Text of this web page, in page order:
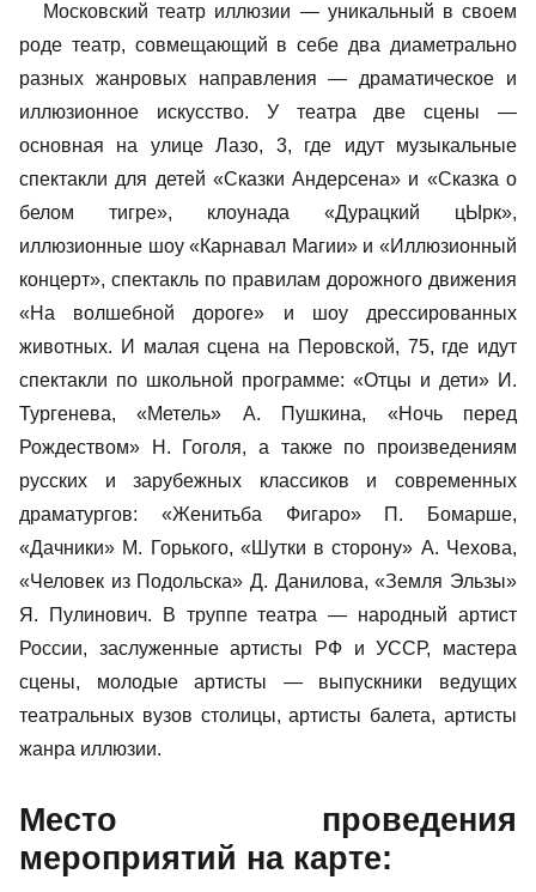
Московский театр иллюзии — уникальный в своем
роде театр, совмещающий в себе два диаметрально
разных жанровых направления — драматическое и
иллюзионное искусство. У театра две сцены —
основная на улице Лазо, 3, где идут музыкальные
спектакли для детей «Сказки Андерсена» и «Сказка о
белом тигре», клоунада «Дурацкий цЫрк»,
иллюзионные шоу «Карнавал Магии» и «Иллюзионный
концерт», спектакль по правилам дорожного движения
«На волшебной дороге» и шоу дрессированных
животных. И малая сцена на Перовской, 75, где идут
спектакли по школьной программе: «Отцы и дети» И.
Тургенева, «Метель» А. Пушкина, «Ночь перед
Рождеством» Н. Гоголя, а также по произведениям
русских и зарубежных классиков и современных
драматургов: «Женитьба Фигаро» П. Бомарше,
«Дачники» М. Горького, «Шутки в сторону» А. Чехова,
«Человек из Подольска» Д. Данилова, «Земля Эльзы»
Я. Пулинович. В труппе театра — народный артист
России, заслуженные артисты РФ и УССР, мастера
сцены, молодые артисты — выпускники ведущих
театральных вузов столицы, артисты балета, артисты
жанра иллюзии.
Место проведения
мероприятий на карте: